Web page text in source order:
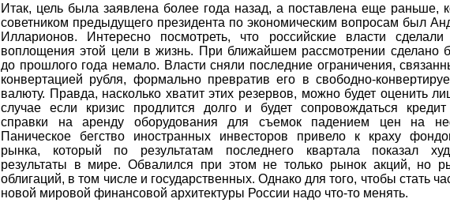
Итак, цель была заявлена более года назад, а поставлена еще раньше,
советником предыдущего президента по экономическим вопросам был
Илларионов. Интересно посмотреть, что российские власти сделали
воплощения этой цели в жизнь. При ближайшем рассмотрении сделано
до прошлого года немало. Власти сняли последние ограничения,
конвертацией рубля, формально превратив его в свободно-
валюту. Правда, насколько хватит этих резервов, можно будет оценить
случае если кризис продлится долго и будет сопровождаться
справки на аренду оборудования для съемок падением цен на
Паническое бегство иностранных инвесторов привело к краху
рынка, который по результатам последнего квартала показал
результаты в мире. Обвалился при этом не только рынок акций, но
облигаций, в том числе и государственных. Однако для того, чтобы стать
новой мировой финансовой архитектуры России надо что-то менять.